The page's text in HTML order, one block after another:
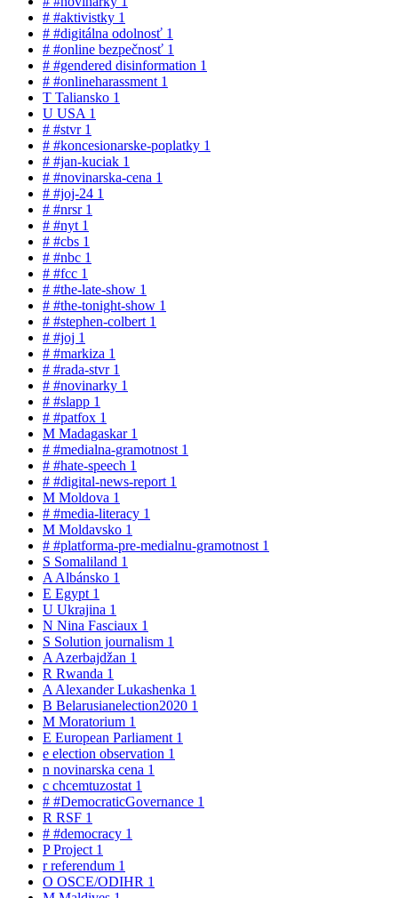
# #aktivistky 1
# #digitálna odolnosť 1
# #online bezpečnosť 1
# #gendered disinformation 1
# #onlineharassment 1
T Taliansko 1
U USA 1
# #stvr 1
# #koncesionarske-poplatky 1
# #jan-kuciak 1
# #novinarska-cena 1
# #joj-24 1
# #nrsr 1
# #nyt 1
# #cbs 1
# #nbc 1
# #fcc 1
# #the-late-show 1
# #the-tonight-show 1
# #stephen-colbert 1
# #joj 1
# #markiza 1
# #rada-stvr 1
# #novinarky 1
# #slapp 1
# #patfox 1
M Madagaskar 1
# #medialna-gramotnost 1
# #hate-speech 1
# #digital-news-report 1
M Moldova 1
# #media-literacy 1
M Moldavsko 1
# #platforma-pre-medialnu-gramotnost 1
S Somaliland 1
A Albánsko 1
E Egypt 1
U Ukrajina 1
N Nina Fasciaux 1
S Solution journalism 1
A Azerbajdžan 1
R Rwanda 1
A Alexander Lukashenka 1
B Belarusianelection2020 1
M Moratorium 1
E European Parliament 1
e election observation 1
n novinarska cena 1
c chcemtuzostat 1
# #DemocraticGovernance 1
R RSF 1
# #democracy 1
PProject 1
rreferendum 1
O OSCE/ODIHR 1